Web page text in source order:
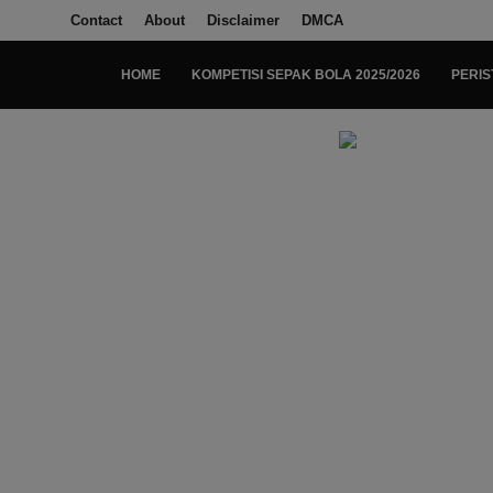
Contact About Disclaimer DMCA
HOME KOMPETISI SEPAK BOLA 2025/2026